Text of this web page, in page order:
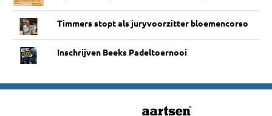
Timmers stopt als juryvoorzitter bloemencorso
Inschrijven Beeks Padeltoernooi